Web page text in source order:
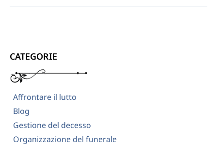
CATEGORIE
Affrontare il lutto
Blog
Gestione del decesso
Organizzazione del funerale